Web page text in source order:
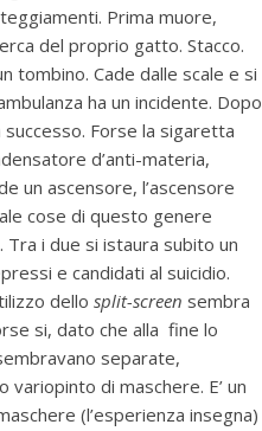
Prima muore,
del proprio gatto. Stacco.
tombino. Cade dalle scale e si
ha un incidente. Dopo
Forse la sigaretta
d’anti-materia,
un ascensore, l’ascensore
cose di questo genere
Tra i due si istaura subito un
e candidati al suicidio.
dello split-screen sembra
si, dato che alla fine lo
separate,
variopinto di maschere. E’ un
(l’esperienza insegna)